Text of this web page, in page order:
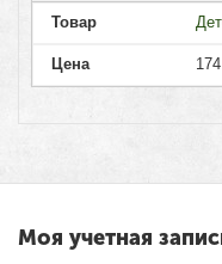
Товар
Цена 174
Моя учетная